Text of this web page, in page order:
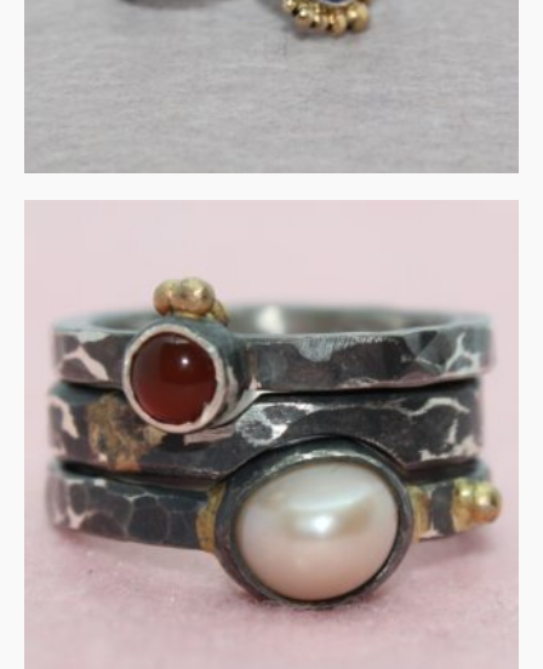
IN WINKELMAND
Parel en carneool in
gezwart zilver en goud.
€305.00
IN WINKELMAND